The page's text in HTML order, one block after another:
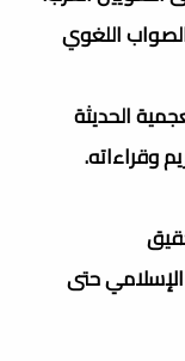
اللغوي
الحديثة
وقراءاته.
الإسلامي حتى